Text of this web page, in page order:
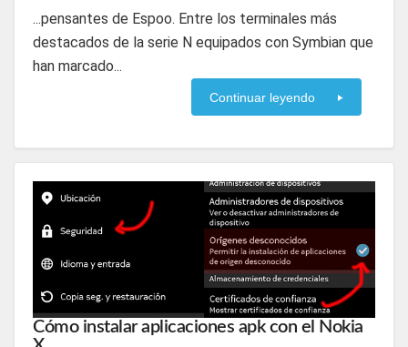
...pensantes de Espoo. Entre los terminales más
destacados de la serie N equipados con Symbian que
han marcado...
Continuar leyendo
Cómo instalar aplicaciones apk con el Nokia